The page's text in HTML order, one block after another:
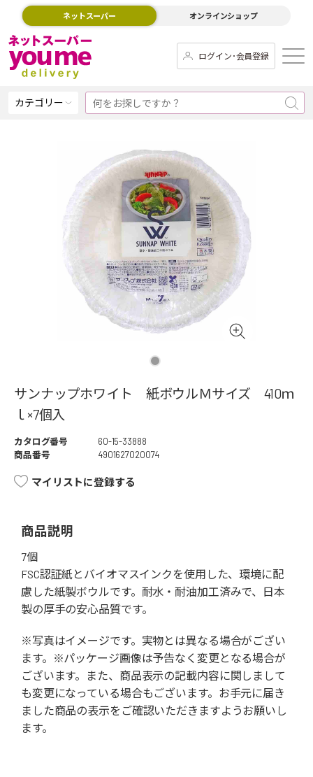
ネットスーパー オンラインショップ
ログイン･会員登録
カテゴリー
サンナップホワイト 紙ボウルＭサイズ 410ｍ
ｌ×7個入
カタログ番号
60-15-33888
商品番号
4901627020074
マイリストに登録する
商品説明
7個
FSC認証紙とバイオマスインクを使用した、環境に配
慮した紙製ボウルです。耐水・耐油加工済みで、日本
製の厚手の安心品質です。
※写真はイメージです。実物とは異なる場合がござい
ます。※パッケージ画像は予告なく変更となる場合が
ございます。また、商品表示の記載内容に関しまして
も変更になっている場合もございます。お手元に届き
ました商品の表示をご確認いただきますようお願いし
ます。